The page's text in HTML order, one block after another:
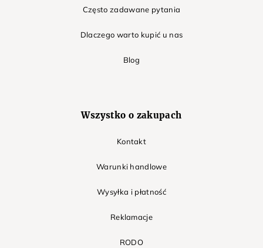
Często zadawane pytania
Dlaczego warto kupić u nas
Blog
Wszystko o zakupach
Kontakt
Warunki handlowe
Wysyłka i płatność
Reklamacje
RODO